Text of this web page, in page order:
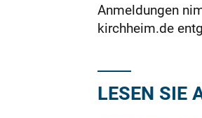
Anmeldungen
kirchheim.de
LESEN SIE